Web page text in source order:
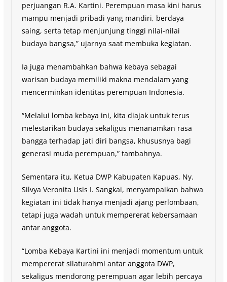
perjuangan R.A. Kartini. Perempuan masa kini harus
mampu menjadi pribadi yang mandiri, berdaya
saing, serta tetap menjunjung tinggi nilai-nilai
budaya bangsa,” ujarnya saat membuka kegiatan.
Ia juga menambahkan bahwa kebaya sebagai
warisan budaya memiliki makna mendalam yang
mencerminkan identitas perempuan Indonesia.
“Melalui lomba kebaya ini, kita diajak untuk terus
melestarikan budaya sekaligus menanamkan rasa
bangga terhadap jati diri bangsa, khususnya bagi
generasi muda perempuan,” tambahnya.
Sementara itu, Ketua DWP Kabupaten Kapuas, Ny.
Silvya Veronita Usis I. Sangkai, menyampaikan bahwa
kegiatan ini tidak hanya menjadi ajang perlombaan,
tetapi juga wadah untuk mempererat kebersamaan
antar anggota.
“Lomba Kebaya Kartini ini menjadi momentum untuk
mempererat silaturahmi antar anggota DWP,
sekaligus mendorong perempuan agar lebih percaya